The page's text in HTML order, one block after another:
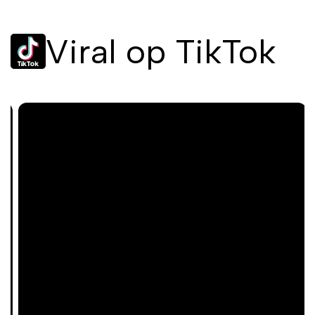
Viral op TikTok